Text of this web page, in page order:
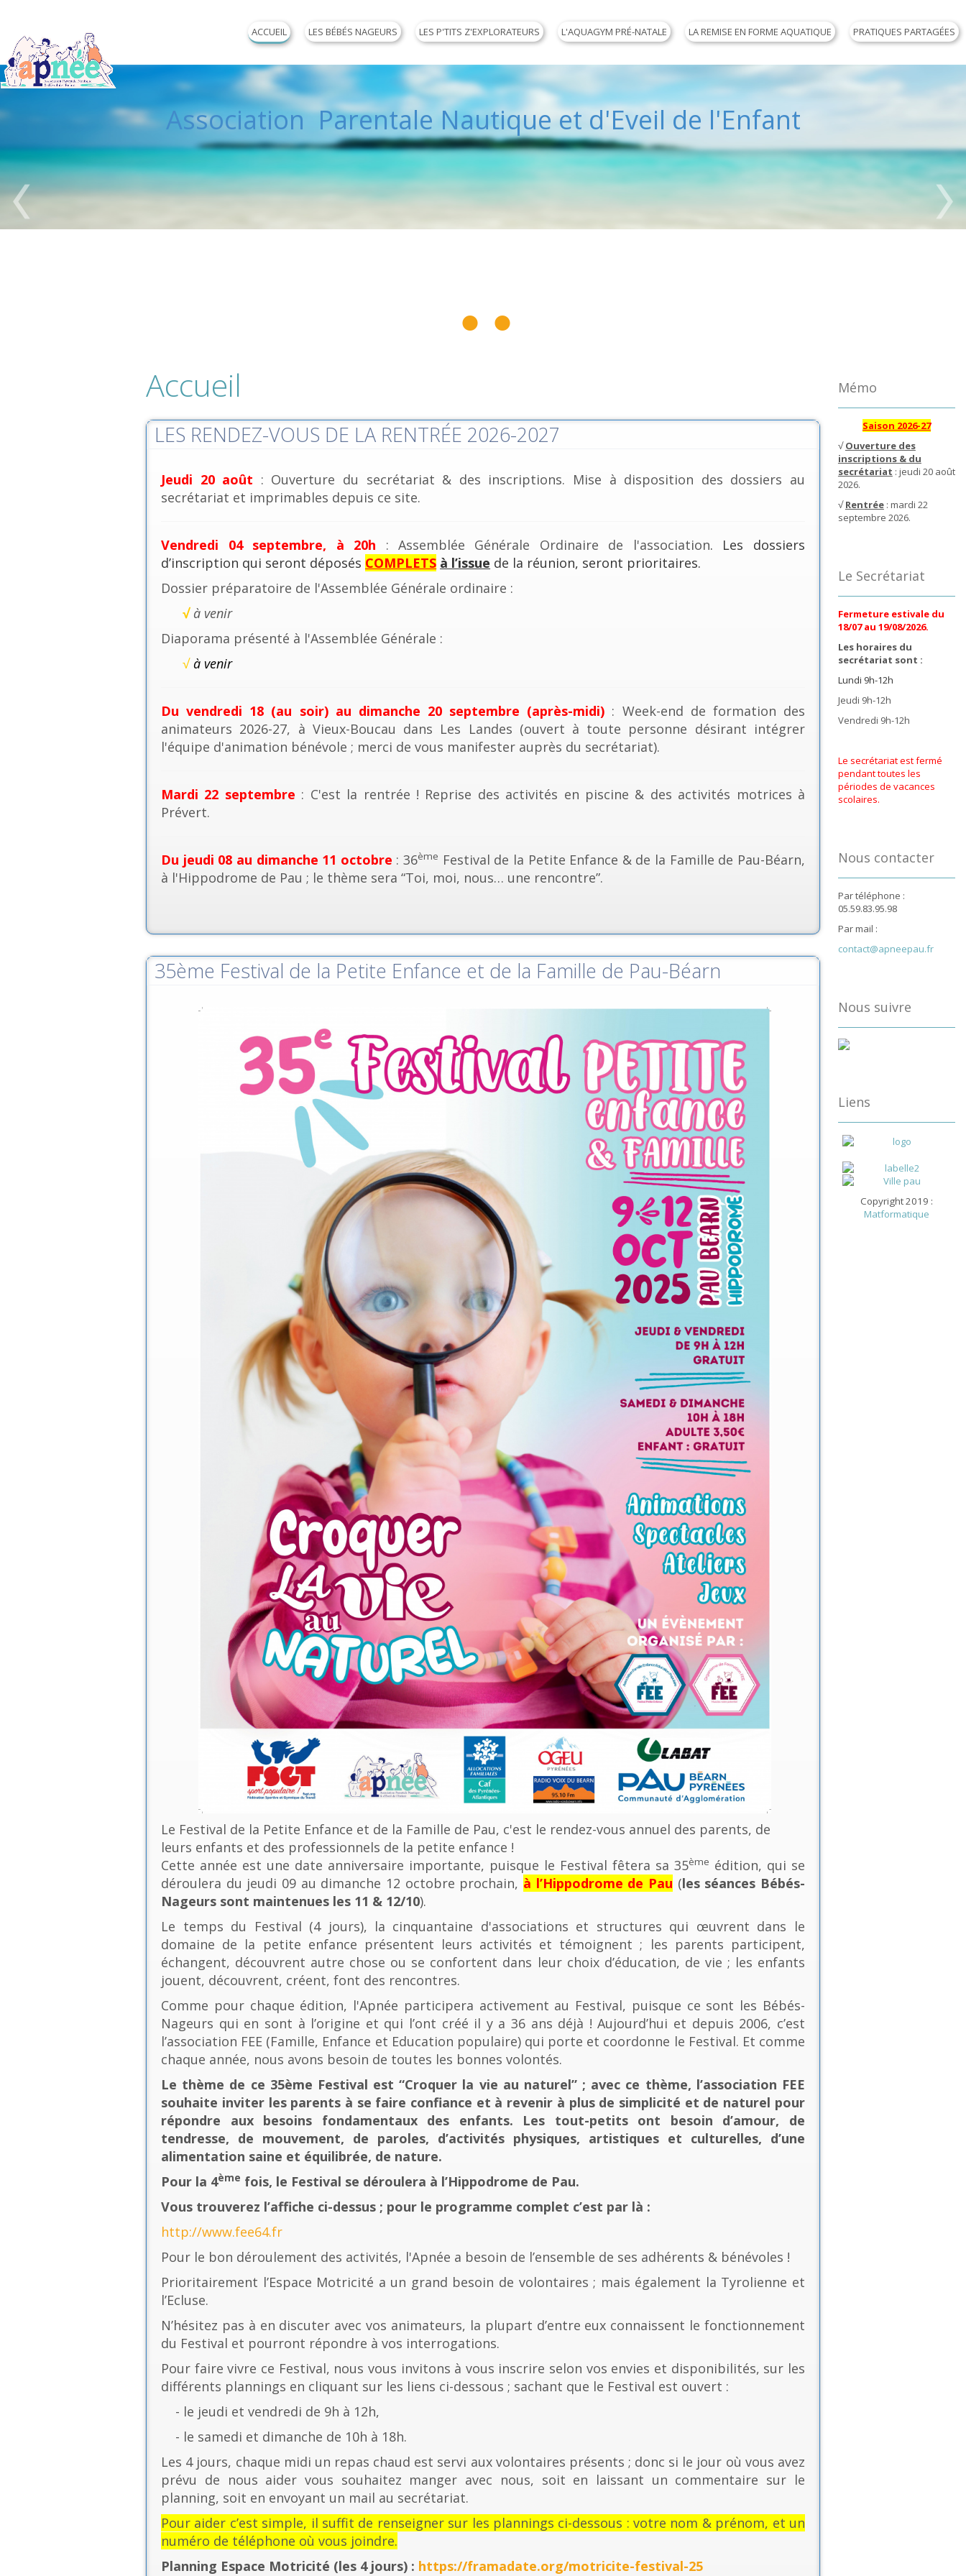
ACCUEIL LES BÉBÉS NAGEURS LES P'TITS Z'EXPLORATEURS L'AQUAGYM PRÉ-NATALE LA REMISE EN FORME AQUATIQUE PRATIQUES PARTAGÉES
Association Parentale Nautique et d'Eveil de l'Enfant
Accueil
LES RENDEZ-VOUS DE LA RENTRÉE 2026-2027
Jeudi 20 août : Ouverture du secrétariat & des inscriptions. Mise à disposition des dossiers au
secrétariat et imprimables depuis ce site.
Vendredi 04 septembre, à 20h : Assemblée Générale Ordinaire de l'association. Les dossiers
d’inscription qui seront déposés COMPLETS à l’issue de la réunion, seront prioritaires.
Dossier préparatoire de l'Assemblée Générale ordinaire :
√ à venir
Diaporama présenté à l'Assemblée Générale :
√à venir
Du vendredi 18 (au soir) au dimanche 20 septembre (après-midi) : Week-end de formation des
animateurs 2026-27, à Vieux-Boucau dans Les Landes (ouvert à toute personne désirant intégrer
l'équipe d'animation bénévole ; merci de vous manifester auprès du secrétariat).
Mardi 22 septembre : C'est la rentrée ! Reprise des activités en piscine & des activités motrices à
Prévert.
Du jeudi 08 au dimanche 11 octobre : 36ème Festival de la Petite Enfance & de la Famille de Pau-Béarn,
à l'Hippodrome de Pau ; le thème sera “Toi, moi, nous… une rencontre”.
35ème Festival de la Petite Enfance et de la Famille de Pau-Béarn
Le Festival de la Petite Enfance et de la Famille de Pau, c'est le rendez-vous annuel des parents, de
leurs enfants et des professionnels de la petite enfance !
Cette année est une date anniversaire importante, puisque le Festival fêtera sa 35ème édition, qui se
déroulera du jeudi 09 au dimanche 12 octobre prochain, à l’Hippodrome de Pau (les séances Bébés-
Nageurs sont maintenues les 11 & 12/10).
Le temps du Festival (4 jours), la cinquantaine d'associations et structures qui œuvrent dans le
domaine de la petite enfance présentent leurs activités et témoignent ; les parents participent,
échangent, découvrent autre chose ou se confortent dans leur choix d’éducation, de vie ; les enfants
jouent, découvrent, créent, font des rencontres.
Comme pour chaque édition, l'Apnée participera activement au Festival, puisque ce sont les Bébés-
Nageurs qui en sont à l’origine et qui l’ont créé il y a 36 ans déjà ! Aujourd’hui et depuis 2006, c’est
l’association FEE (Famille, Enfance et Education populaire) qui porte et coordonne le Festival. Et comme
chaque année, nous avons besoin de toutes les bonnes volontés.
Le thème de ce 35ème Festival est “Croquer la vie au naturel” ; avec ce thème, l’association FEE
souhaite inviter les parents à se faire confiance et à revenir à plus de simplicité et de naturel pour
répondre aux besoins fondamentaux des enfants. Les tout-petits ont besoin d’amour, de
tendresse, de mouvement, de paroles, d’activités physiques, artistiques et culturelles, d’une
alimentation saine et équilibrée, de nature.
Pour la 4ème fois, le Festival se déroulera à l’Hippodrome de Pau.
Vous trouverez l’affiche ci-dessus ; pour le programme complet c’est par là :
http://www.fee64.fr
Pour le bon déroulement des activités, l'Apnée a besoin de l’ensemble de ses adhérents & bénévoles !
Prioritairement l’Espace Motricité a un grand besoin de volontaires ; mais également la Tyrolienne et
l’Ecluse.
N’hésitez pas à en discuter avec vos animateurs, la plupart d’entre eux connaissent le fonctionnement
du Festival et pourront répondre à vos interrogations.
Pour faire vivre ce Festival, nous vous invitons à vous inscrire selon vos envies et disponibilités, sur les
différents plannings en cliquant sur les liens ci-dessous ; sachant que le Festival est ouvert :
- le jeudi et vendredi de 9h à 12h,
- le samedi et dimanche de 10h à 18h.
Les 4 jours, chaque midi un repas chaud est servi aux volontaires présents ; donc si le jour où vous avez
prévu de nous aider vous souhaitez manger avec nous, soit en laissant un commentaire sur le
planning, soit en envoyant un mail au secrétariat.
Pour aider c’est simple, il suffit de renseigner sur les plannings ci-dessous : votre nom & prénom, et un
numéro de téléphone où vous joindre.
Planning Espace Motricité (les 4 jours) : https://framadate.org/motricite-festival-25
Mémo
Saison 2026-27
√Ouverture des
inscriptions & du
secrétariat : jeudi 20 août
2026.
√Rentrée: mardi 22
septembre 2026.
Le Secrétariat
Fermeture estivale du
18/07 au 19/08/2026.
Les horaires du
secrétariat sont :
Lundi 9h-12h
Jeudi 9h-12h
Vendredi 9h-12h
Le secrétariat est fermé
pendant toutes les
périodes de vacances
scolaires.
Nous contacter
Par téléphone :
05.59.83.95.98
Par mail :
contact@apneepau.fr
Nous suivre
Liens
Copyright 2019 :
Matformatique